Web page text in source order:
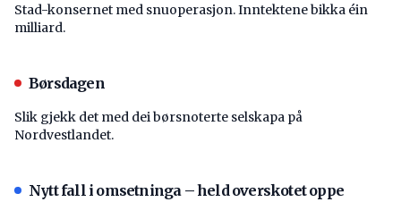
Stad-konsernet med snuoperasjon. Inntektene bikka éin
milliard.
Børsdagen
Slik gjekk det med dei børsnoterte selskapa på
Nordvestlandet.
Nytt fall i omsetninga – held overskotet oppe